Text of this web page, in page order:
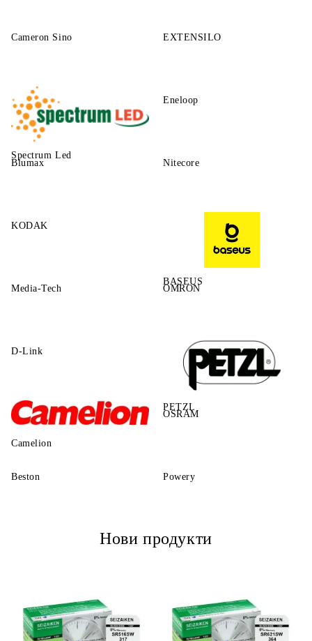
Cameron Sino EXTENSILO
Spectrum Led
Eneloop
Blumax Nitecore
KODAK
BASEUS
Media-Tech OMRON
D-Link
PETZL
Camelion
OSRAM
Beston Powery
Нови продукти